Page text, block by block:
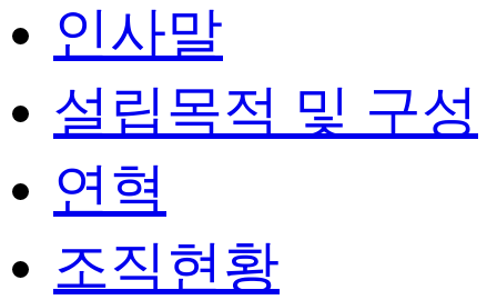
인사말
설립목적 및 구성
연혁
조직현황